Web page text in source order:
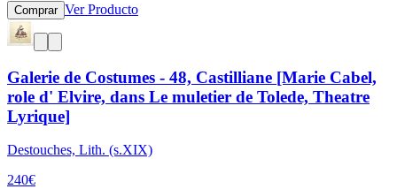
Comprar Ver Producto
Galerie de Costumes - 48, Castilliane [Marie Cabel,
role d' Elvire, dans Le muletier de Tolede, Theatre
Lyrique]
Destouches, Lith. (s.XIX)
240€